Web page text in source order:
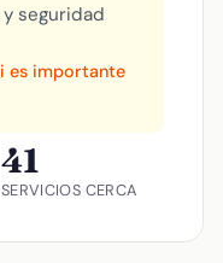
seguridad
es importante
41
SERVICIOS CERCA